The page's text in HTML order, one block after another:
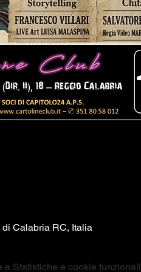
Calabria RC, Italia
a Statistiche e cookie